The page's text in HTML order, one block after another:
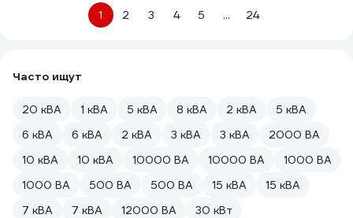
1 2 3 4 5 ... 24
Часто ищут
20 кВА 1 кВА 5 кВА 8 кВА 2 кВА
5 кВА
6 кВА
6 кВА 2 кВА 3 кВА 3 кВА
2000 ВА
10 кВА
10 кВА 10000 ВА 10000 ВА
1000 ВА
1000 ВА
500 ВА 500 ВА 15 кВА
15 кВА
7 кВА
7 кВА 12000 ВА 30 кВт